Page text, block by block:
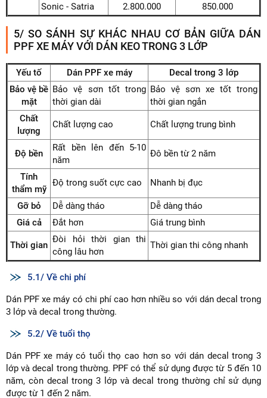
Sonic - Satria 2.800.000 850.000
5/ SO SÁNH SỰ KHÁC NHAU CƠ BẢN GIỮA DÁN
PPF XE MÁY VỚI DÁN KEO TRONG 3 LỚP
Yếu tố Dán PPF xe máy
Decal trong 3 lớp
Bảo vệ bề
mặt
Bảo vệ sơn tốt trong
thời gian dài
Bảo vệ sơn xe tốt trong
thời gian ngắn
Chất
lượng
Chất lượng cao Chất lượng trung bình
Độ bền
Rất bền lên đến 5-10
năm
Đô bền từ 2 năm
Tính
thẩm mỹ
Độ trong suốt cực cao Nhanh bị đục
Gỡ bỏ Dễ dàng tháo
Dễ dàng tháo
Giá cả
Đắt hơn Giá trung bình
Thời gian
Đòi hỏi thời gian thi
công lâu hơn
Thời gian thi công nhanh
5.1/ Về chi phí
Dán PPF xe máy có chi phí cao hơn nhiều so với dán decal trong
3 lớp và decal trong thường.
5.2/ Về tuổi thọ
Dán PPF xe máy có tuổi thọ cao hơn so với dán decal trong 3
lớp và decal trong thường. PPF có thể sử dụng được từ 5 đến 10
năm, còn decal trong 3 lớp và decal trong thường chỉ sử dụng
được từ 1 đến 2 năm.